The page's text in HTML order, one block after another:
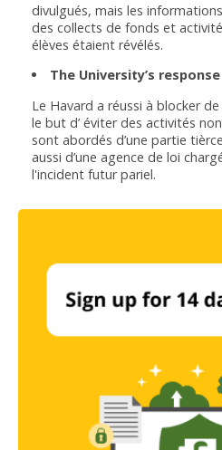
divulgués, mais les
des collects de fonds et
élèves étaient révélés.
The University’s
Le Havard a réussi à blocker
le but d’ éviter des activités
sont abordés d’une partie
aussi d’une agence de loi
l'incident futur pariel.